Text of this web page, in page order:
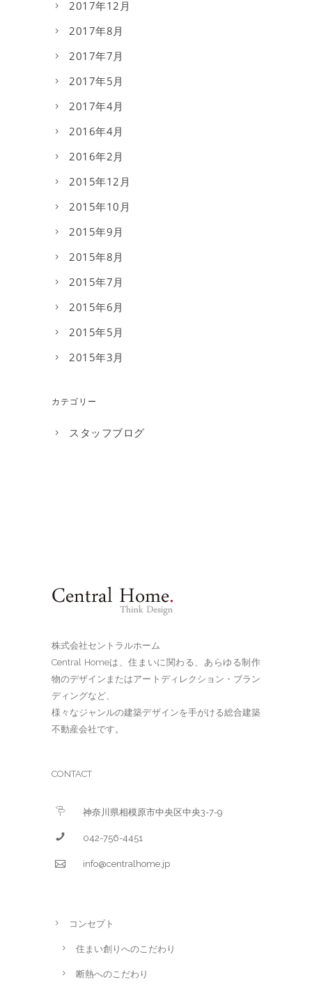
2017年12月
2017年8月
2017年7月
2017年5月
2017年4月
2016年4月
2016年2月
2015年12月
2015年10月
2015年9月
2015年8月
2015年7月
2015年6月
2015年5月
2015年3月
カテゴリー
スタッフブログ
株式会社セントラルホーム
Central Homeは、住まいに関わる、あらゆる制作
物のデザインまたはアートディレクション・ブラン
ディングなど、
様々なジャンルの建築デザインを手がける総合建築
不動産会社です。
CONTACT
神奈川県相模原市中央区中央3-7-9
042-756-4451
info@centralhome.jp
コンセプト
住まい創りへのこだわり
断熱へのこだわり